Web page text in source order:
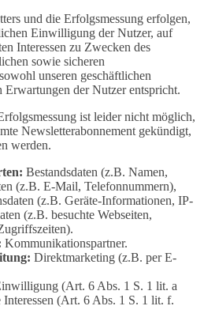
und die Erfolgsmessung erfolgen,
Einwilligung der Nutzer, auf
Interessen zu Zwecken des
sowie sicheren
unseren geschäftlichen
Erwartungen der Nutzer entspricht.
ist leider nicht möglich,
Newsletterabonnement gekündigt,
werden.
Bestandsdaten (z.B. Namen,
(z.B. E-Mail, Telefonnummern),
(z.B. Geräte-Informationen, IP-
(z.B. besuchte Webseiten,
Kommunikationspartner.
Direktmarketing (z.B. per E-
(Art. 6 Abs. 1 S. 1 lit. a
(Art. 6 Abs. 1 S. 1 lit. f.